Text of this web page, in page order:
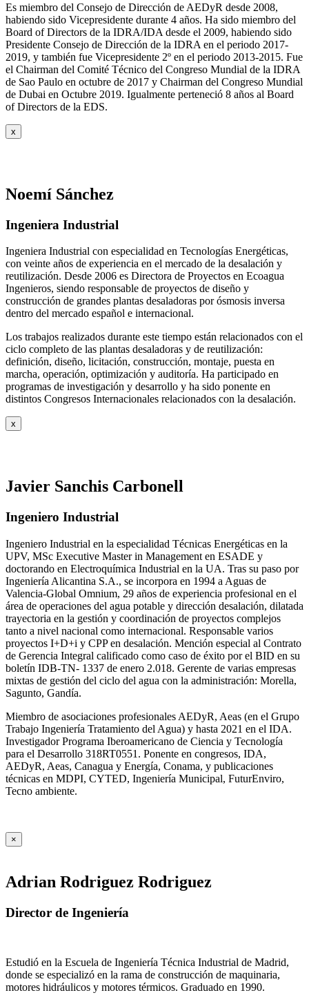
Es miembro del Consejo de Dirección de AEDyR desde 2008,
habiendo sido Vicepresidente durante 4 años. Ha sido miembro del
Board of Directors de la IDRA/IDA desde el 2009, habiendo sido
Presidente Consejo de Dirección de la IDRA en el periodo 2017-
2019, y también fue Vicepresidente 2º en el periodo 2013-2015. Fue
el Chairman del Comité Técnico del Congreso Mundial de la IDRA
de Sao Paulo en octubre de 2017 y Chairman del Congreso Mundial
de Dubai en Octubre 2019. Igualmente perteneció 8 años al Board
of Directors de la EDS.
x
Noemí Sánchez
Ingeniera Industrial
Ingeniera Industrial con especialidad en Tecnologías Energéticas,
con veinte años de experiencia en el mercado de la desalación y
reutilización. Desde 2006 es Directora de Proyectos en Ecoagua
Ingenieros, siendo responsable de proyectos de diseño y
construcción de grandes plantas desaladoras por ósmosis inversa
dentro del mercado español e internacional.
Los trabajos realizados durante este tiempo están relacionados con el
ciclo completo de las plantas desaladoras y de reutilización:
definición, diseño, licitación, construcción, montaje, puesta en
marcha, operación, optimización y auditoría. Ha participado en
programas de investigación y desarrollo y ha sido ponente en
distintos Congresos Internacionales relacionados con la desalación.
x
Javier Sanchis Carbonell
Ingeniero Industrial
Ingeniero Industrial en la especialidad Técnicas Energéticas en la
UPV, MSc Executive Master in Management en ESADE y
doctorando en Electroquímica Industrial en la UA. Tras su paso por
Ingeniería Alicantina S.A., se incorpora en 1994 a Aguas de
Valencia-Global Omnium, 29 años de experiencia profesional en el
área de operaciones del agua potable y dirección desalación, dilatada
trayectoria en la gestión y coordinación de proyectos complejos
tanto a nivel nacional como internacional. Responsable varios
proyectos I+D+i y CPP en desalación. Mención especial al Contrato
de Gerencia Integral calificado como caso de éxito por el BID en su
boletín IDB-TN- 1337 de enero 2.018. Gerente de varias empresas
mixtas de gestión del ciclo del agua con la administración: Morella,
Sagunto, Gandía.
Miembro de asociaciones profesionales AEDyR, Aeas (en el Grupo
Trabajo Ingeniería Tratamiento del Agua) y hasta 2021 en el IDA.
Investigador Programa Iberoamericano de Ciencia y Tecnología
para el Desarrollo 318RT0551. Ponente en congresos, IDA,
AEDyR, Aeas, Canagua y Energía, Conama, y publicaciones
técnicas en MDPI, CYTED, Ingeniería Municipal, FuturEnviro,
Tecno ambiente.
×
Adrian Rodriguez Rodriguez
Director de Ingeniería
Estudió en la Escuela de Ingeniería Técnica Industrial de Madrid,
donde se especializó en la rama de construcción de maquinaria,
motores hidráulicos y motores térmicos. Graduado en 1990.